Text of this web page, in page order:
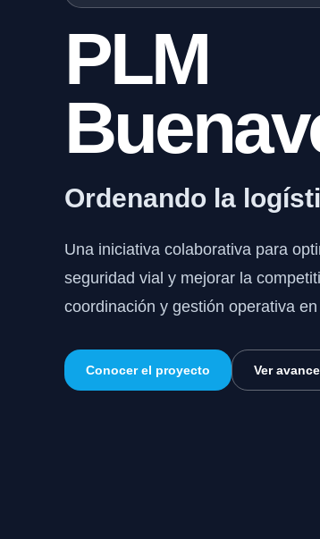
PLM
Ordenando la
Una iniciativa colaborativa para
seguridad vial y mejorar la
coordinación y gestión operativa
Conocer el proyecto Ver